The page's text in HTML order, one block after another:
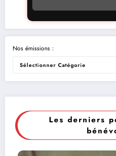
Nos émissions :
Les derniers